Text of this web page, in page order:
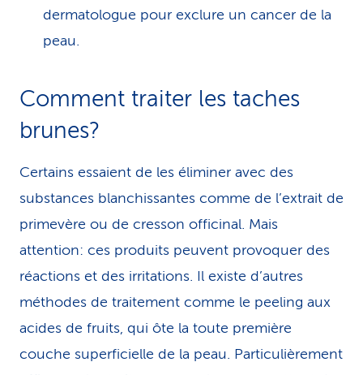
dermatologue pour exclure un cancer de la
peau.
Comment traiter les taches
brunes?
Certains essaient de les éliminer avec des
substances blanchissantes comme de l’extrait de
primevère ou de cresson officinal. Mais
attention: ces produits peuvent provoquer des
réactions et des irritations. Il existe d’autres
méthodes de traitement comme le peeling aux
acides de fruits, qui ôte la toute première
couche superficielle de la peau. Particulièrement